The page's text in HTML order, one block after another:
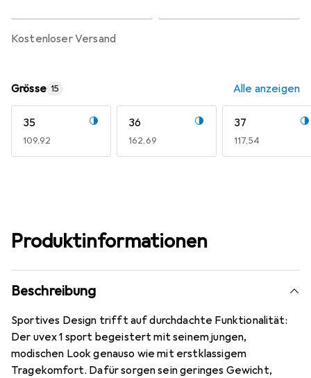
kostenloser Versand
Grösse 15 Alle anzeigen
35
EUR
109,92
36
EUR
162,69
37
EUR
117,54
Produktinformationen
Beschreibung
Sportives Design trifft auf durchdachte Funktionalität:
Der uvex 1 sport begeistert mit seinem jungen,
modischen Look genauso wie mit erstklassigem
Tragekomfort. Dafür sorgen sein geringes Gewicht,